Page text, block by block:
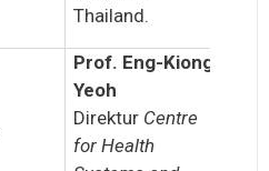
Thailand.
Prof. Eng-Kiong
Yeoh
Direktur Centre
for Health